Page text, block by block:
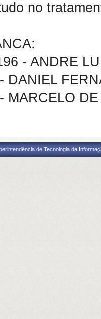
no
- ANDRE
DANIEL
MARCELO
de Tecnologia da